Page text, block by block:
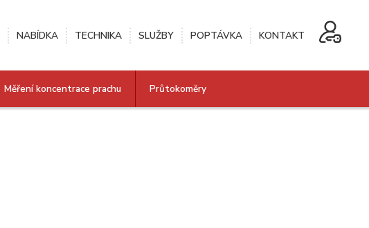
NABÍDKA TECHNIKA SLUŽBY POPTÁVKA KONTAKT
Měření koncentrace prachu Průtokoměry